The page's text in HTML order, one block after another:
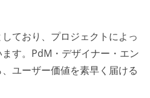
ており、プロジェクトによっ
す。PdM・デザイナー・エン
ユーザー価値を素早く届ける